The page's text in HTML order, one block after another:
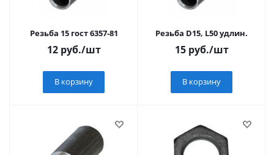
Резьба 15 гост 6357-81
12руб./шт
В корзину
Резьба D15, L50 удлин.
15руб./шт
В корзину